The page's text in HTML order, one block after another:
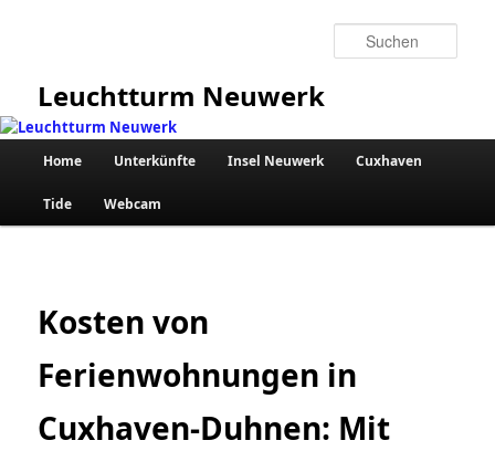
Leuchtturm Neuwerk
Hauptmenü
Home Unterkünfte Insel Neuwerk Cuxhaven
Tide Webcam
Kosten von
Ferienwohnungen in
Cuxhaven-Duhnen: Mit